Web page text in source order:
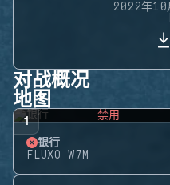
2022年
对战概况
地图
1 禁用
银行
FLUXO W7M